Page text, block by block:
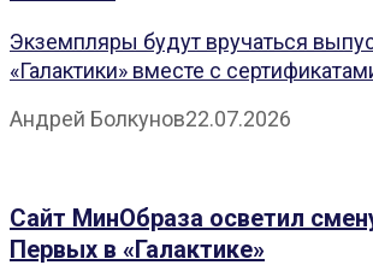
Экземпляры будут вручаться
«Галактики» вместе с
Андрей Болкунов22.07.2026
Сайт МинОбраза осветил
Первых в «Галактике»